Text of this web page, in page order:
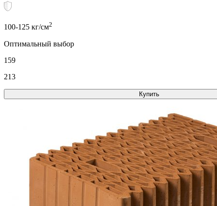
100-125 кг/см2
Оптимальный выбор
159
213
Купить